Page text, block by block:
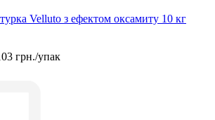
Velluto з ефектом оксамиту 10 кг
грн./упак